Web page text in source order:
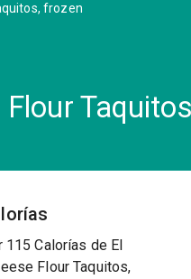
frozen
115 Calorías de El
Flour Taquitos,